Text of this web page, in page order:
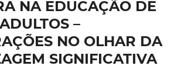
NA EDUCAÇÃO DE
–
NO OLHAR DA
SIGNIFICATIVA